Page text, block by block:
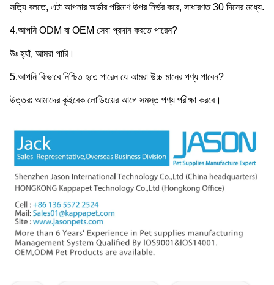
সত্যি বলতে, এটা আপনার অর্ডার পরিমাণ উপর নির্ভর করে, সাধারণত 30 দিনের মধ্যে.
4.আপনি ODM বা OEM সেবা প্রদান করতে পারেন?
উঃ হ্যাঁ, আমরা পারি।
5.আপনি কিভাবে নিশ্চিত হতে পারেন যে আমরা উচ্চ মানের পণ্য পাবেন?
উত্তরঃ আমাদের কুইবেক লোডিংয়ের আগে সমস্ত পণ্য পরীক্ষা করবে।